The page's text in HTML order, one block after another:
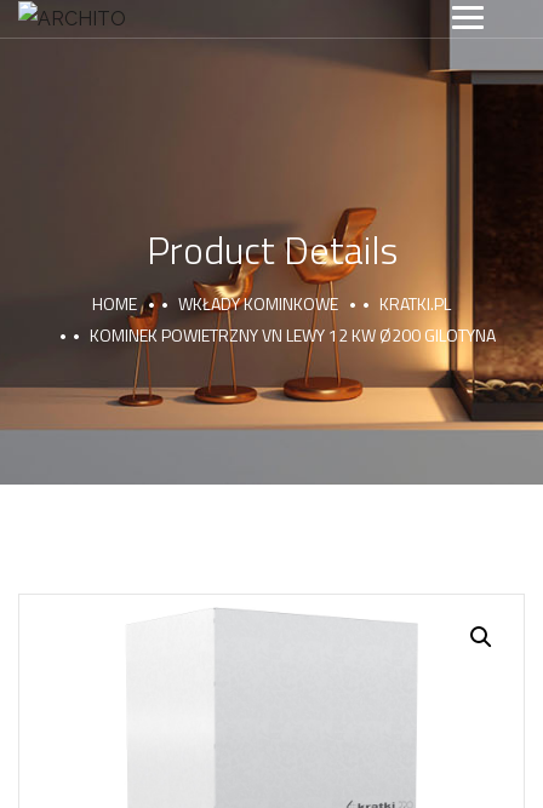
Product Details
HOME WKŁADY KOMINKOWE
KRATKI.PL
KOMINEK POWIETRZNY VN LEWY 12 KW Ø200 GILOTYNA